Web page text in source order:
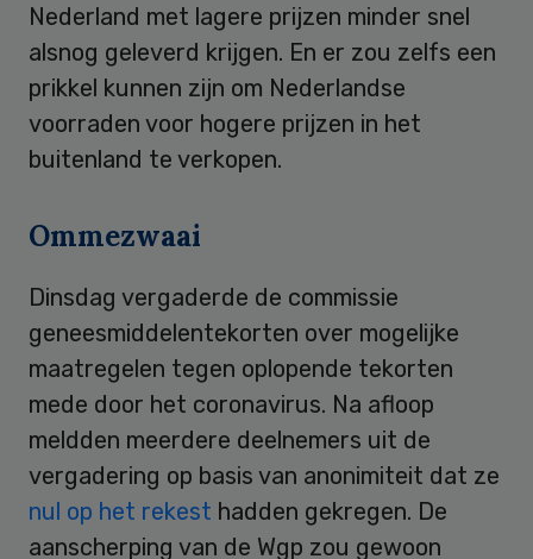
Nederland met lagere prijzen minder snel
alsnog geleverd krijgen. En er zou zelfs een
prikkel kunnen zijn om Nederlandse
voorraden voor hogere prijzen in het
buitenland te verkopen.
Ommezwaai
Dinsdag vergaderde de commissie
geneesmiddelentekorten over mogelijke
maatregelen tegen oplopende tekorten
mede door het coronavirus. Na afloop
meldden meerdere deelnemers uit de
vergadering op basis van anonimiteit dat ze
nul op het rekest hadden gekregen. De
aanscherping van de Wgp zou gewoon